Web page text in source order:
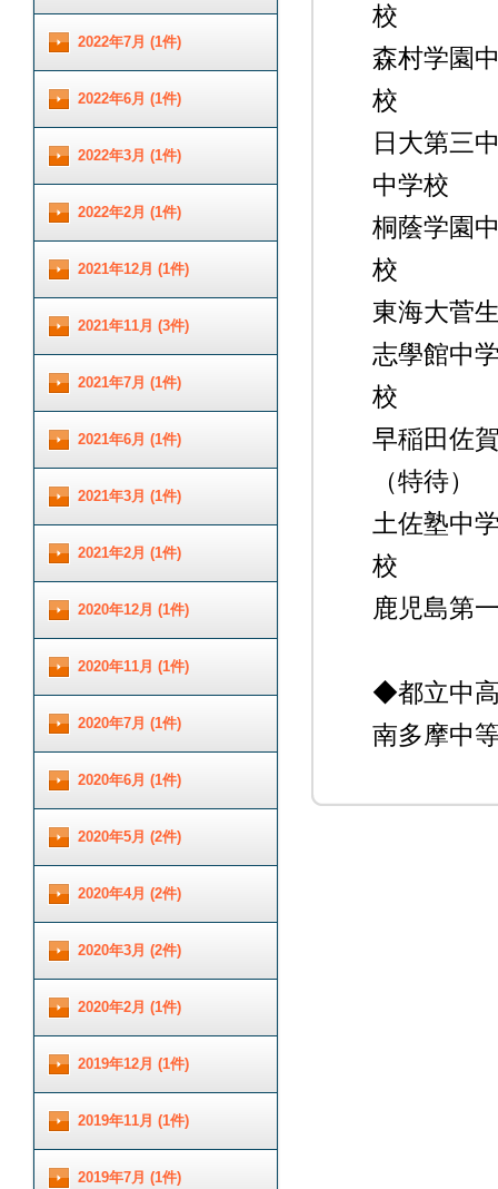
校
森村
校
日大
中
桐蔭
校
東海大菅
志學
校
早稲
（特待
土佐
校
鹿児島第
◆都立中
南多摩
2022年7月 (1件)
2022年6月 (1件)
2022年3月 (1件)
2022年2月 (1件)
2021年12月 (1件)
2021年11月 (3件)
2021年7月 (1件)
2021年6月 (1件)
2021年3月 (1件)
2021年2月 (1件)
2020年12月 (1件)
2020年11月 (1件)
2020年7月 (1件)
2020年6月 (1件)
2020年5月 (2件)
2020年4月 (2件)
2020年3月 (2件)
2020年2月 (1件)
2019年12月 (1件)
2019年11月 (1件)
2019年7月 (1件)